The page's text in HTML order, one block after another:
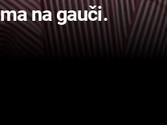
na gauči.